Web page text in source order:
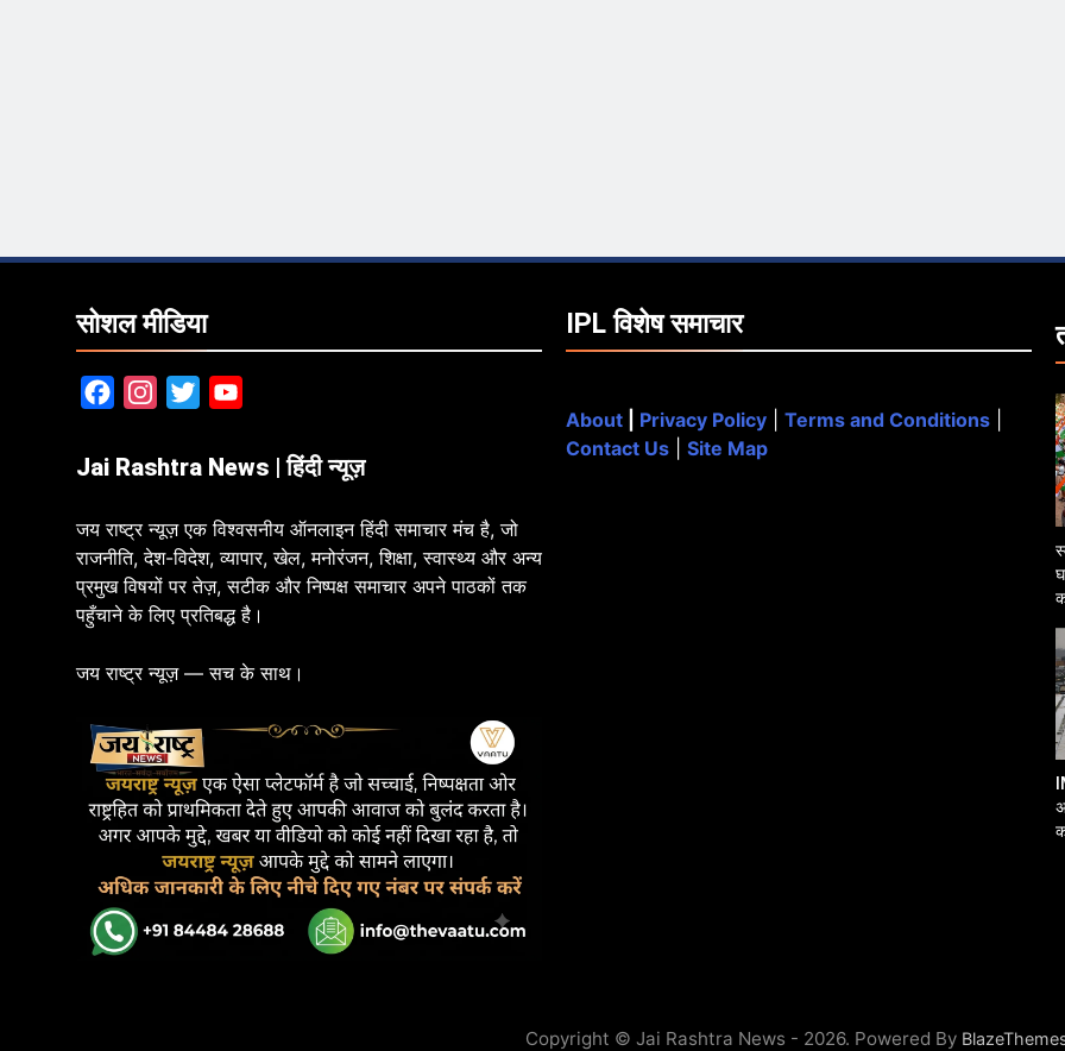
सोशल मीडिया
FacebookInstagram
Twitter
Jai Rashtra News | हिंदी न्यूज़
जय राष्ट्र न्यूज़ एक विश्वसनीय ऑनलाइन हिंदी समाचार मंच है, जो
राजनीति, देश-विदेश, व्यापार, खेल, मनोरंजन, शिक्षा, स्वास्थ्य और अन्य
प्रमुख विषयों पर तेज़, सटीक और निष्पक्ष समाचार अपने पाठकों तक
पहुँचाने के लिए प्रतिबद्ध है।
जय राष्ट्र न्यूज़ — सच के साथ।
IPL विशेष समाचार
About Privacy Policy Terms and Conditions
Contact Us
Site Map
Copyright © Jai Rashtra News - 2026. Powered By